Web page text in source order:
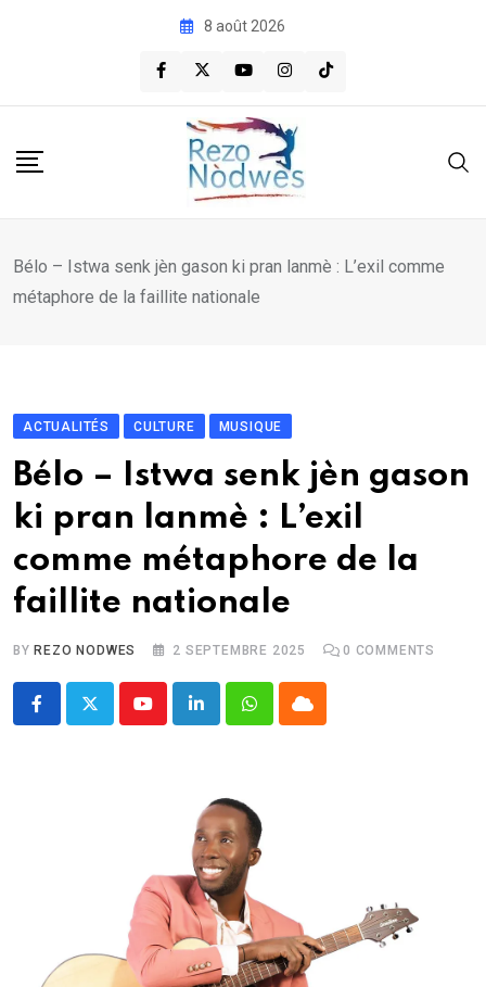
8 août 2026
Bélo – Istwa senk jèn gason ki pran lanmè : L’exil comme
métaphore de la faillite nationale
ACTUALITÉS CULTURE MUSIQUE
Bélo – Istwa senk jèn gason
ki pran lanmè : L’exil
comme métaphore de la
faillite nationale
BY REZO NODWES 2 SEPTEMBRE 2025 0 COMMENTS
YoutubeLinkedInWhatsappCloud